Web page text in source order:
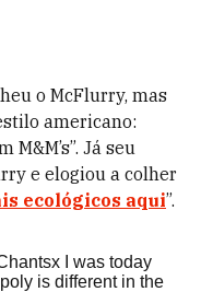
o McFlurry, mas
americano:
Já seu
e elogiou a colher
ecológicos aqui”.
I was today
is different in the